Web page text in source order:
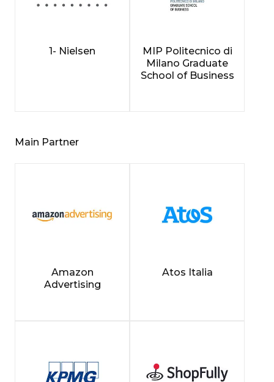
1- Nielsen
MIP Politecnico di
Milano Graduate
School of Business
Main Partner
Amazon
Advertising
Atos Italia